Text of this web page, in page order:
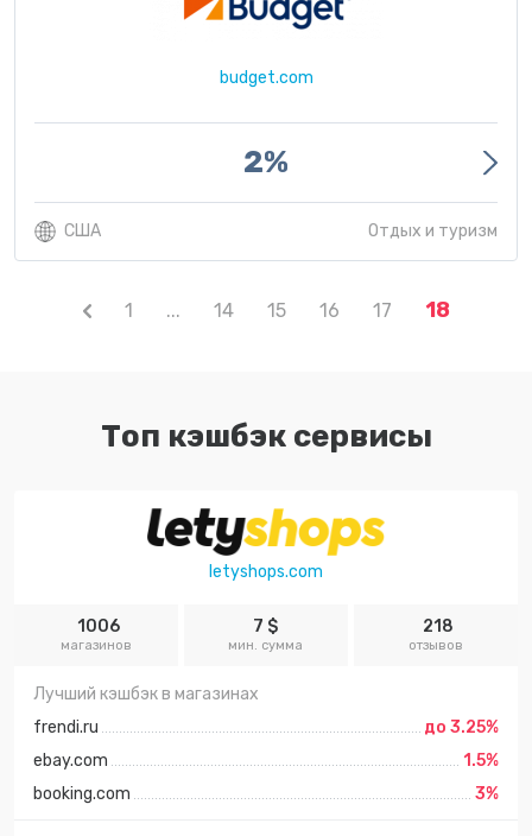
budget.com
2%
США Отдых и туризм
1 ... 14 15 16 17 18
Топ кэшбэк сервисы
letyshops.com
1006
магазинов
7 $
мин. сумма
218
отзывов
Лучший кэшбэк в магазинах
frendi.ru
до 3.25%
ebay.com
1.5%
booking.com
3%